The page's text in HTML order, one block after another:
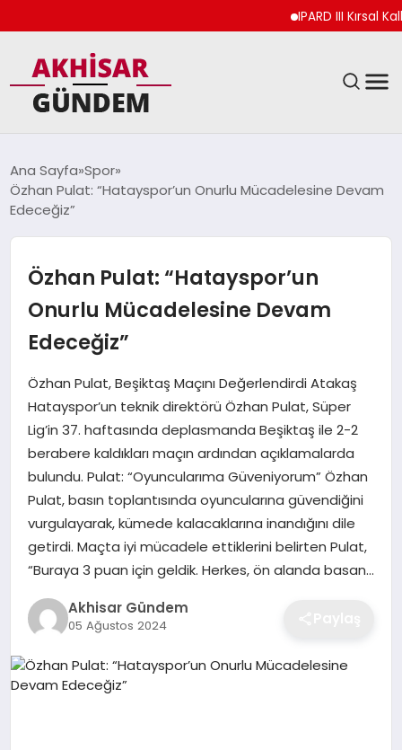
IPARD III Kırsal
DÜNYA
TEKNOLOJI
YAŞAM
Ana Sayfa Spor
Özhan Pulat: “Hatayspor’un Onurlu Mücadelesine Devam
Edeceğiz”
Özhan Pulat: “Hatayspor’un
Onurlu Mücadelesine Devam
Edeceğiz”
Özhan Pulat, Beşiktaş Maçını Değerlendirdi Atakaş
Hatayspor’un teknik direktörü Özhan Pulat, Süper
Lig’in 37. haftasında deplasmanda Beşiktaş ile 2-2
berabere kaldıkları maçın ardından açıklamalarda
bulundu. Pulat: “Oyuncularıma Güveniyorum” Özhan
Pulat, basın toplantısında oyuncularına güvendiğini
vurgulayarak, kümede kalacaklarına inandığını dile
getirdi. Maçta iyi mücadele ettiklerini belirten Pulat,
“Buraya 3 puan için geldik. Herkes, ön alanda basan…
Akhisar Gündem
05 Ağustos 2024